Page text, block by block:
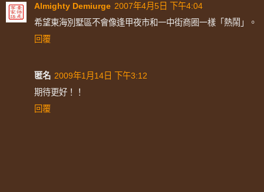
Almighty Demiurge 2007年4月5日 下午4:04
希望東海別墅區不會像逢甲夜市和一中街商圈一樣「熱鬧」。
回覆
匿名 2009年1月14日 下午3:12
期待更好！！
回覆